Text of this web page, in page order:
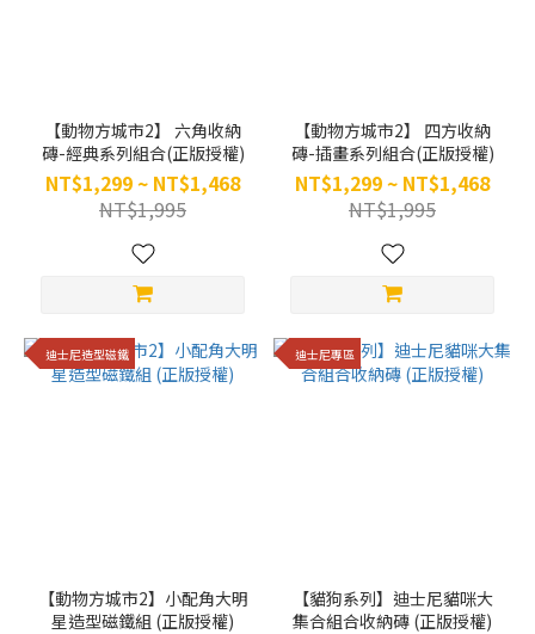
【動物方城市2】 六角收納
磚-經典系列組合(正版授權)
NT$1,299 ~ NT$1,468
NT$1,995
【動物方城市2】 四方收納
磚-插畫系列組合(正版授權)
NT$1,299 ~ NT$1,468
NT$1,995
迪士尼造型磁鐵
【動物方城市2】小配角大明
星造型磁鐵組 (正版授權)
迪士尼專區
【貓狗系列】迪士尼貓咪大
集合組合收納磚 (正版授權)